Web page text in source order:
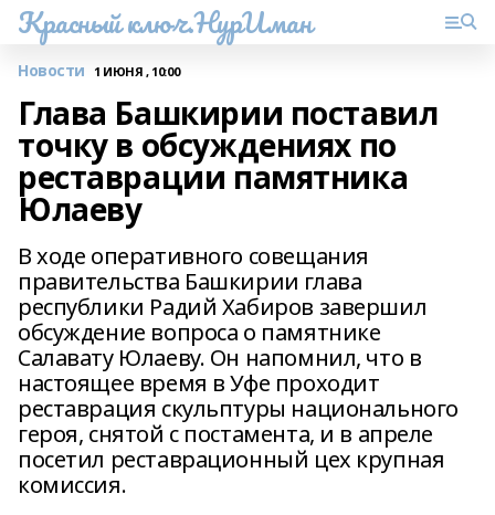
Красный ключ.НурИман
Новости 1 ИЮНЯ , 10:00
Глава Башкирии поставил
точку в обсуждениях по
реставрации памятника
Юлаеву
В ходе оперативного совещания
правительства Башкирии глава
республики Радий Хабиров завершил
обсуждение вопроса о памятнике
Салавату Юлаеву. Он напомнил, что в
настоящее время в Уфе проходит
реставрация скульптуры национального
героя, снятой с постамента, и в апреле
посетил реставрационный цех крупная
комиссия.